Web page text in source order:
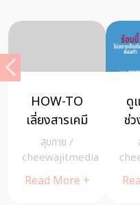
HOW-TO
เลี่ยงสารเคมี
ในบ้านด้วยวิธี
ธรรมชาติ ไกล
โรค ไกลป่วย
สุขกาย /
cheewajitmedia
Read More +
ดู
ช่